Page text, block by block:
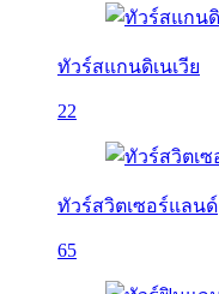
ทัวร์สแกนดิเนเวีย
22
ทัวร์สวิตเซอร์แลนด์
65